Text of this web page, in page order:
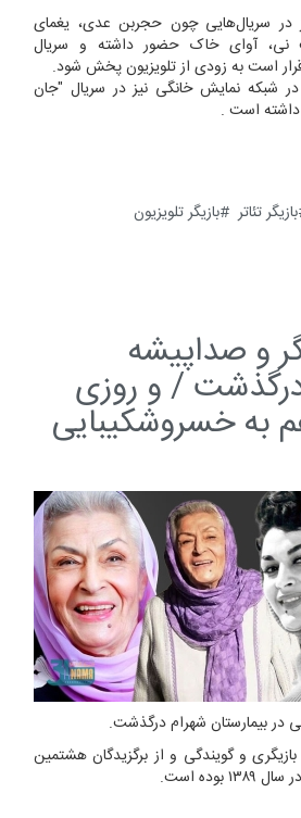
در سریال‌هایی چون حجربن عدی، یغمای
نی، آوای خاک حضور داشته و سریال
است به زودی از تلویزیون پخش شود.
شبکه نمایش خانگی نیز در سریال "جان
است .
بازیگر تئاتر
بازیگر تلویزیون
و صداپیشه
/ و روزی
به خسروشکیبایی
و گویندگی و از برگزیدگان هشتمین
است.